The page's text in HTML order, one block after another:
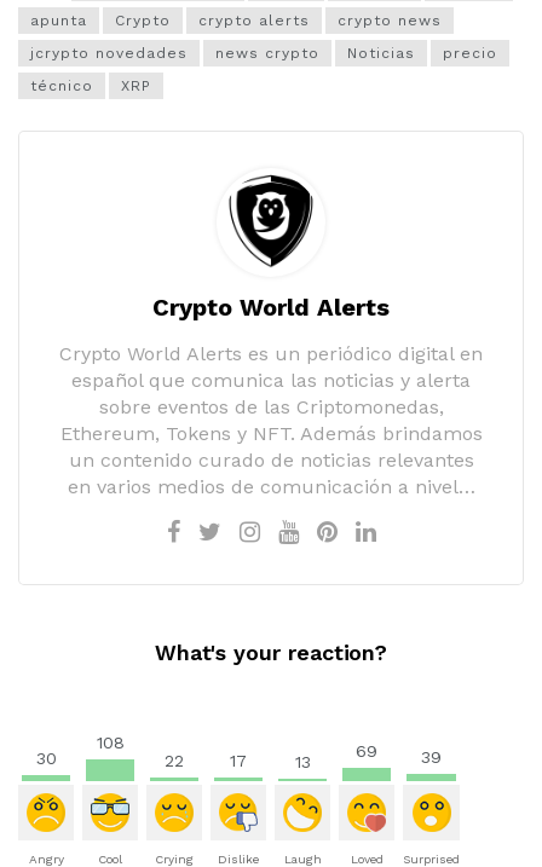
apunta
Crypto crypto alerts
crypto news
jcrypto novedades
news crypto Noticias
precio
técnico
XRP
Crypto World Alerts
Crypto World Alerts es un periódico digital en
español que comunica las noticias y alerta
sobre eventos de las Criptomonedas,
Ethereum, Tokens y NFT. Además brindamos
un contenido curado de noticias relevantes
en varios medios de comunicación a nivel…
What's your reaction?
30
Angry
108
Cool
22
Crying
17
Dislike
13
Laugh
69
Loved
39
Surprised